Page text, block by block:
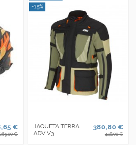
€
269,00 €
-15%
JAQUETA TERRA
ADV V3
380,80 €
448,00 €